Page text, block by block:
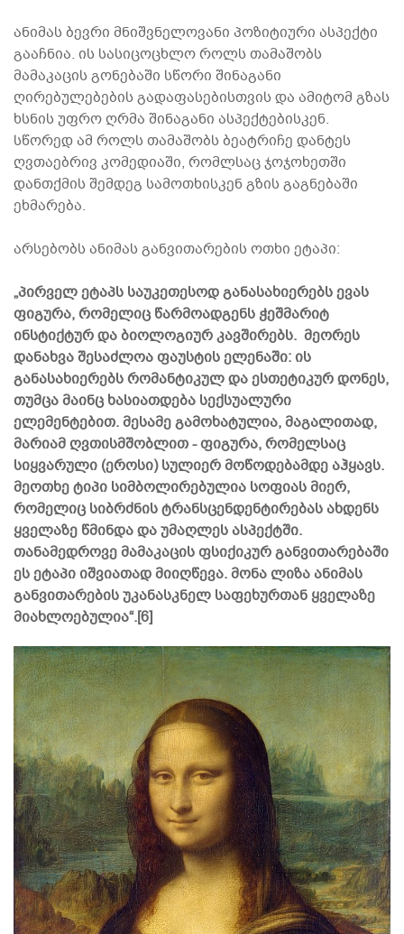
ანიმას ბევრი მნიშვნელოვანი პოზიტიური ასპექტი
გააჩნია. ის სასიცოცხლო როლს თამაშობს
მამაკაცის გონებაში სწორი შინაგანი
ღირებულებების გადაფასებისთვის და ამიტომ გზას
ხსნის უფრო ღრმა შინაგანი ასპექტებისკენ.
სწორედ ამ როლს თამაშობს ბეატრიჩე დანტეს
ღვთაებრივ კომედიაში, რომლსაც ჯოჯოხეთში
დანთქმის შემდეგ სამოთხისკენ გზის გაგნებაში
ეხმარება.
არსებობს ანიმას განვითარების ოთხი ეტაპი:
„პირველ ეტაპს საუკეთესოდ განასახიერებს ევას
ფიგურა, რომელიც წარმოადგენს ჭეშმარიტ
ინსტიქტურ და ბიოლოგიურ კავშირებს. მეორეს
დანახვა შესაძლოა ფაუსტის ელენაში: ის
განასახიერებს რომანტიკულ და ესთეტიკურ დონეს,
თუმცა მაინც ხასიათდება სექსუალური
ელემენტებით. მესამე გამოხატულია, მაგალითად,
მარიამ ღვთისმშობლით - ფიგურა, რომელსაც
სიყვარული (ეროსი) სულიერ მოწოდებამდე აჰყავს.
მეოთხე ტიპი სიმბოლირებულია სოფიას მიერ,
რომელიც სიბრძნის ტრანსცენდენტირებას ახდენს
ყველაზე წმინდა და უმაღლეს ასპექტში.
თანამედროვე მამაკაცის ფსიქიკურ განვითარებაში
ეს ეტაპი იშვიათად მიიღწევა. მონა ლიზა ანიმას
განვითარების უკანასკნელ საფეხურთან ყველაზე
მიახლოებულია“.[6]